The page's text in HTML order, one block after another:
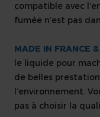
compatible avec
fumée n’est pas
MADE IN FRANCE
le liquide pour
de belles
l’environnement.
pas à choisir la